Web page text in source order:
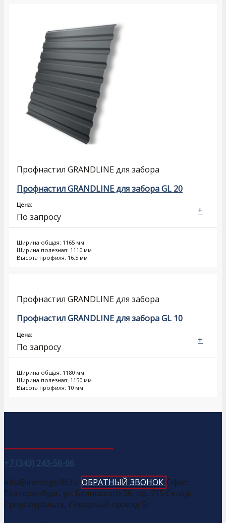
Профнастил GRANDLINE для забора
Профнастил GRANDLINE для забора GL 20
Цена:
По запросу
Ширина общая: 1165 мм
Ширина полезная: 1110 мм
Высота профиля: 16,5 мм
+
Профнастил GRANDLINE для забора
Профнастил GRANDLINE для забора GL 10
Цена:
По запросу
Ширина общая: 1180 мм
Ширина полезная: 1150 мм
Высота профиля: 10 мм
+
+7 (343) 243-56-66
info@ironlogic96.ru ОБРАТНЫЙ ЗВОНОК Офис:
Екатеринбург, ул. Белинского 56, оф. 715 Склад:
Среднеуральск, Северный проезд 5г